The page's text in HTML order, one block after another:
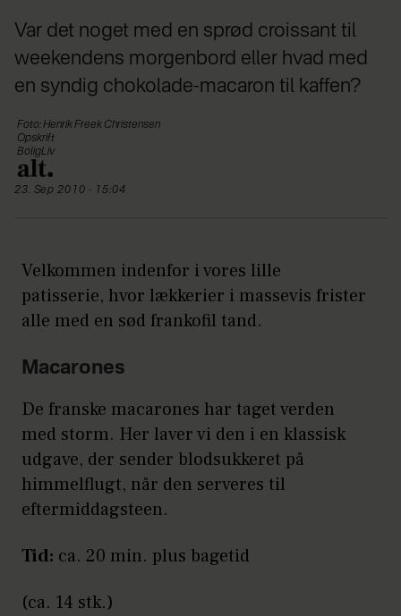
Var det noget med en sprød croissant til
weekendens morgenbord eller hvad med
en syndig chokolade-macaron til kaffen?
Foto: Henrik Freek Christensen
Opskrift
BoligLiv
23. Sep 2010 - 15:04
Velkommen indenfor i vores lille
patisserie, hvor lækkerier i massevis frister
alle med en sød frankofil tand.
Macarones
De franske macarones har taget verden
med storm. Her laver vi den i en klassisk
udgave, der sender blodsukkeret på
himmelflugt, når den serveres til
eftermiddagsteen.
Tid: ca. 20 min. plus bagetid
(ca. 14 stk.)